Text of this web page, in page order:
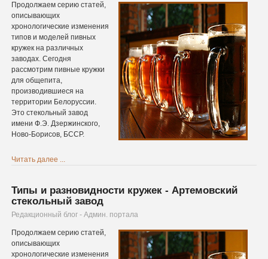
Продолжаем серию статей,
описывающих
хронологические изменения
типов и моделей пивных
кружек на различных
заводах. Сегодня
рассмотрим пивные кружки
для общепита,
производившиеся на
территории Белоруссии.
Это стекольный завод
имени Ф.Э. Дзержинского,
Ново-Борисов, БССР.
Читать далее ...
Типы и разновидности кружек - Артемовский
стекольный завод
Редакционный блог - Админ. портала
Продолжаем серию статей,
описывающих
хронологические изменения